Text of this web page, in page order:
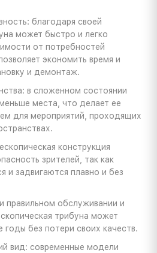
благодаря своей
может быстро и легко
от потребностей
экономить время и
и демонтаж.
в сложенном состоянии
места, что делает ее
для мероприятий, проходящих
конструкция
зрителей, так как
и задвигаются плавно и без
правильном обслуживании и
трибуна может
годы без потери своих качеств.
вид: современные модели